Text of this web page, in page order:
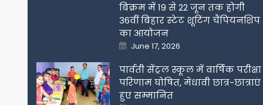
बिक्रम में 19 से 22 जून तक होगी
36वीं बिहार स्टेट शूटिंग चैंपियनशिप
का आयोजन
Posted
on
June 17, 2026
पार्वती सेंट्रल स्कूल में वार्षिक परीक्षा
परिणाम घोषित, मेधावी छात्र-छात्राएं
हुए सम्मानित